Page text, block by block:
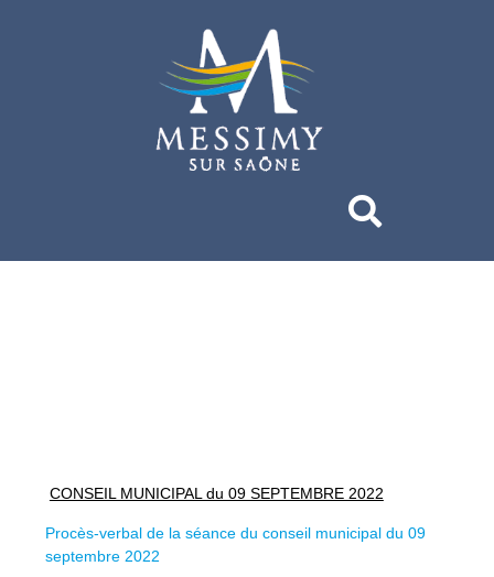
CONSEIL MUNICIPAL du 09 SEPTEMBRE 2022
Procès-verbal de la séance du conseil municipal du 09
septembre 2022